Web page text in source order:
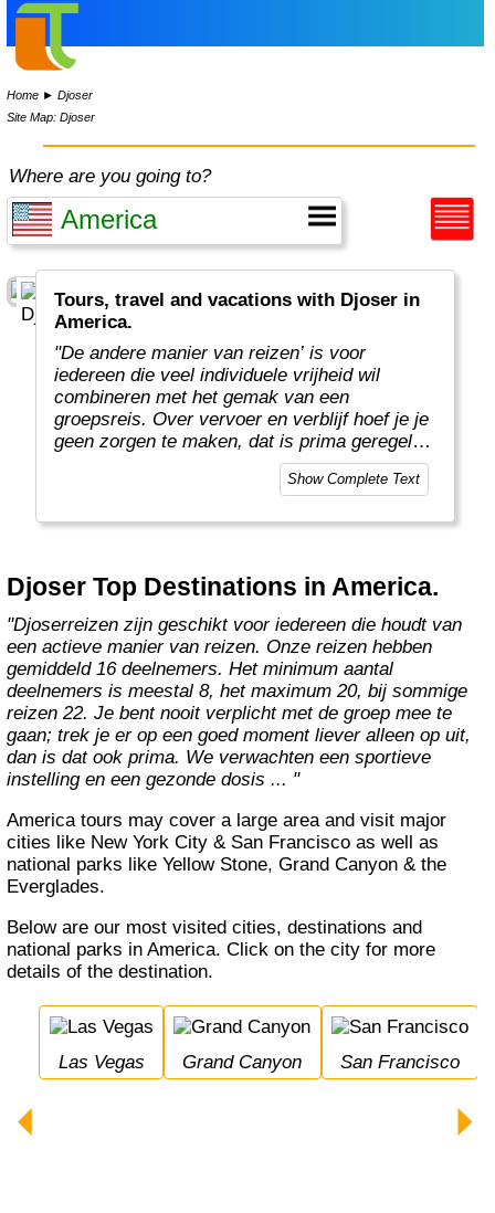
Home ►Djoser
Site Map: Djoser
Where are you going to?
Tours, travel and vacations with Djoser in
America.
"De andere manier van reizen’ is voor
iedereen die veel individuele vrijheid wil
combineren met het gemak van een
groepsreis. Over vervoer en verblijf hoef je je
geen zorgen te maken, dat is prima geregeld.
Onze deskundige en enthousiaste
reisbegeleiding staat voor je klaar én je hebt
maken met andere landschappen en
culturen."
Show Complete Text
Djoser Top Destinations in America.
"Djoserreizen zijn geschikt voor iedereen die houdt van
een actieve manier van reizen. Onze reizen hebben
gemiddeld 16 deelnemers. Het minimum aantal
deelnemers is meestal 8, het maximum 20, bij sommige
reizen 22. Je bent nooit verplicht met de groep mee te
gaan; trek je er op een goed moment liever alleen op uit,
dan is dat ook prima. We verwachten een sportieve
instelling en een gezonde dosis ... "
America tours may cover a large area and visit major
cities like New York City & San Francisco as well as
national parks like Yellow Stone, Grand Canyon & the
Everglades.
Below are our most visited cities, destinations and
national parks in America. Click on the city for more
details of the destination.
Las Vegas Grand Canyon San Francisco